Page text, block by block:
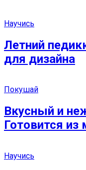
Научись
Летний
для дизайна
Покушай
Вкусный и
Готовится
Научись